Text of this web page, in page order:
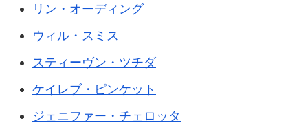
リン・オーディング
ウィル・スミス
スティーヴン・ツチダ
ケイレブ・ピンケット
ジェニファー・チェロッタ